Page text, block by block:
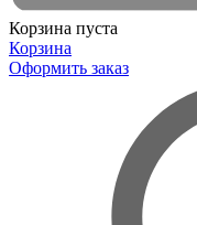
Корзина пуста
Корзина
Оформить заказ